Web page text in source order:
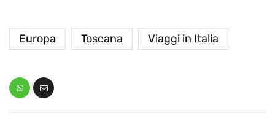
Europa Toscana Viaggi in Italia